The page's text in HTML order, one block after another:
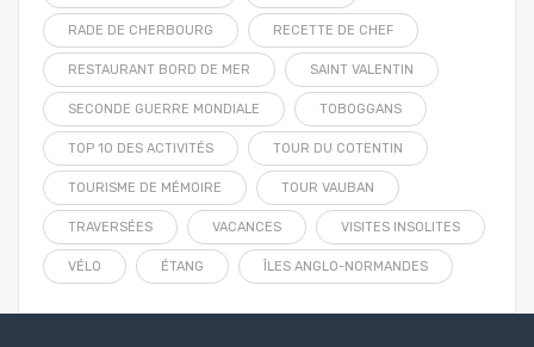
RADE DE CHERBOURG RECETTE DE CHEF
RESTAURANT BORD DE MER SAINT VALENTIN
SECONDE GUERRE MONDIALE TOBOGGANS
TOP 10 DES ACTIVITÉS TOUR DU COTENTIN
TOURISME DE MÉMOIRE TOUR VAUBAN
TRAVERSÉES VACANCES VISITES INSOLITES
VÉLO ÉTANG ÎLES ANGLO-NORMANDES